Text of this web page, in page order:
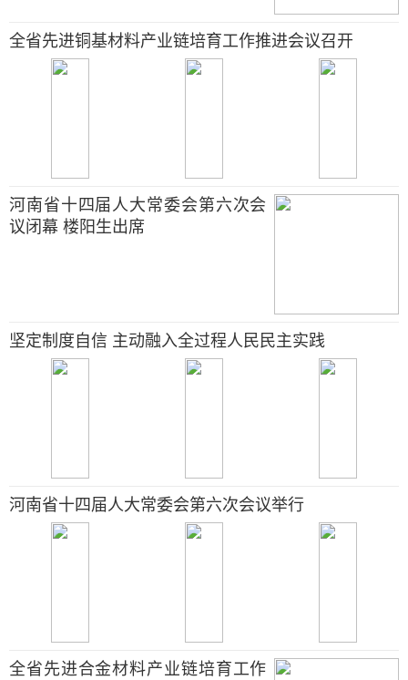
全省先进铜基材料产业链培育工作推进会议召开
河南省十四届人大常委会第六次会
议闭幕 楼阳生出席
坚定制度自信 主动融入全过程人民民主实践
河南省十四届人大常委会第六次会议举行
全省先进合金材料产业链培育工作